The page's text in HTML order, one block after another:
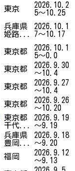
東京
2026.10.2
5～10.25
兵庫県
姫路...
2026.10.1
7～10.17
東京都
2026.10.1
5～0.0
東京都
2026.9.30
～10.4
東京都
2026.9.27
～10.4
東京都
2026.9.26
～10.20
東京都
千代...
2026.9.19
～9.19
兵庫県
豊岡...
2026.9.18
～9.20
福岡
2026.9.12
～9.13